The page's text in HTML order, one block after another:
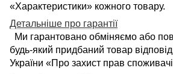
«Характеристики» кожного товару.
Детальніше про гарантії
Ми гарантовано обміняємо або
будь-який придбаний товар
України «Про захист прав